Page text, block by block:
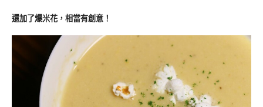
還加了爆米花，相當有創意！